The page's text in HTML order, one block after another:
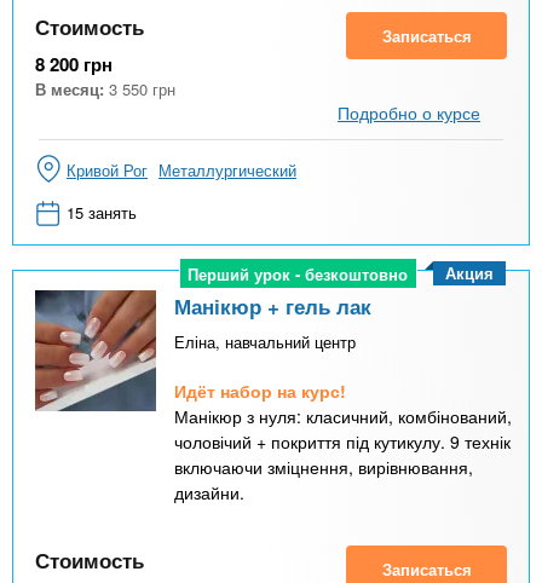
Стоимость
8 200 грн
В месяц: 3 550 грн
Записаться
Подробно о курсе
Кривой Рог Металлургический
15 занять
Перший урок - безкоштовно
Перший урок - безкоштовно
Манікюр + гель лак
Еліна, навчальний центр
Идёт набор на курс!
Манікюр з нуля: класичний, комбінований,
чоловічий + покриття під кутикулу. 9 технік
включаючи зміцнення, вирівнювання,
дизайни.
Акция
Стоимость Записаться